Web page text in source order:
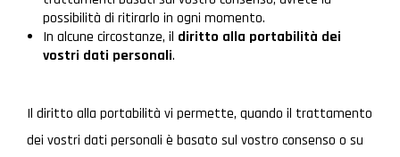
possibilità di ritirarlo in ogni momento.
In alcune circostanze, il diritto alla portabilità dei
vostri dati personali.
Il diritto alla portabilità vi permette, quando il trattamento
dei vostri dati personali è basato sul vostro consenso o su